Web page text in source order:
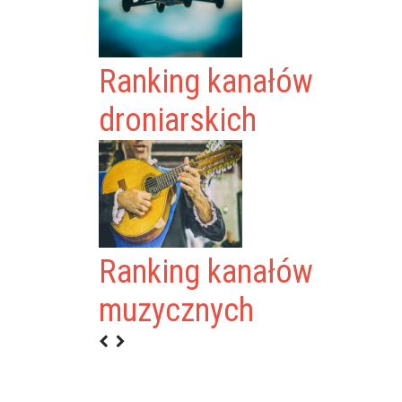
Ranking kanałów
droniarskich
Ranking kanałów
muzycznych